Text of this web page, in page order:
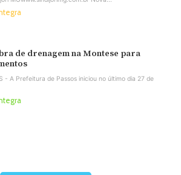
de drenagem na Montese para
- A Prefeitura de Passos iniciou no último dia 27 de